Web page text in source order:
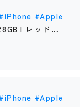
iPhone Apple
| レッド
iPhone Apple